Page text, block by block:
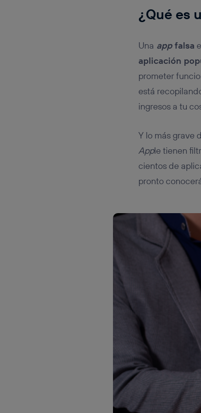
¿Qué es
Una appfalsa
aplicación
prometer
está
ingresos a tu
Y lo más grave
Apple tienen
cientos de
pronto